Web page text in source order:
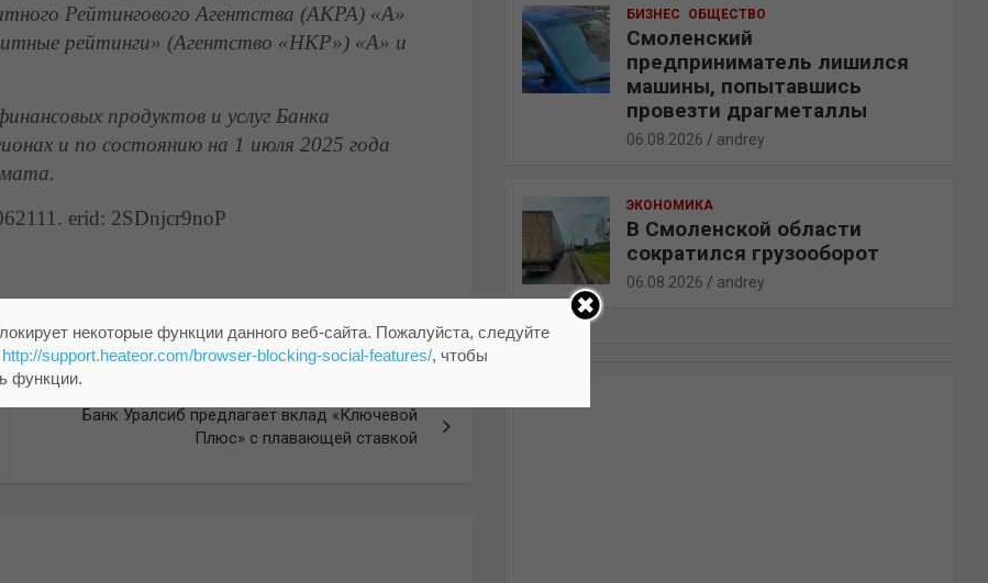
Рейтингового Агентства (АКРА) «А»
рейтинги» (Агентство «НКР») «А» и
продуктов и услуг Банка
и по состоянию на 1 июля 2025 года
erid: 2SDnjcr9noP
Банк Уралсиб предлагает вклад «Ключевой
Плюс» с плавающей ставкой
БИЗНЕС ОБЩЕСТВО
Смоленский
предприниматель лишился
машины, попытавшись
провезти драгметаллы
06.08.2026 andrey
ЭКОНОМИКА
В Смоленской области
сократился грузооборот
06.08.2026 andrey
некоторые функции данного веб-сайта. Пожалуйста, следуйте
http://support.heateor.com/browser-blocking-social-features/, чтобы
функции.